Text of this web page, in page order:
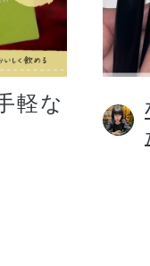
期お届けサ
イン
軽な